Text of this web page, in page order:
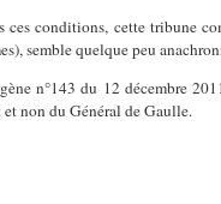
ces conditions, cette tribune
semble quelque peu
n°143 du 12 décembre
et non du Général de Gaulle.